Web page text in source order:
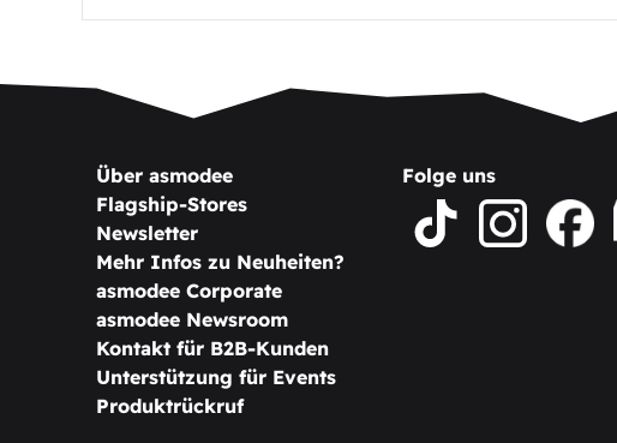
Über asmodee
Flagship-Stores
Newsletter
Mehr Infos zu Neuheiten?
asmodee Corporate
asmodee Newsroom
Kontakt für B2B-Kunden
Unterstützung für Events
Produktrückruf
Folge uns